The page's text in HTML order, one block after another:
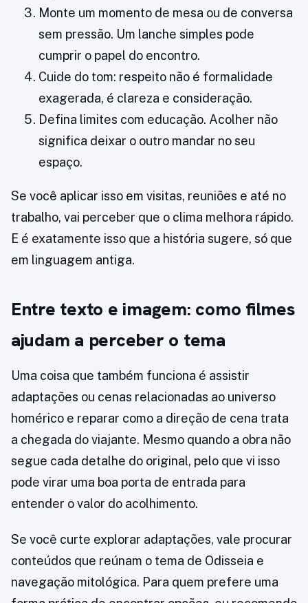
Monte um momento de mesa ou de conversa
sem pressão. Um lanche simples pode
cumprir o papel do encontro.
Cuide do tom: respeito não é formalidade
exagerada, é clareza e consideração.
Defina limites com educação. Acolher não
significa deixar o outro mandar no seu
espaço.
Se você aplicar isso em visitas, reuniões e até no
trabalho, vai perceber que o clima melhora rápido.
E é exatamente isso que a história sugere, só que
em linguagem antiga.
Entre texto e imagem: como filmes
ajudam a perceber o tema
Uma coisa que também funciona é assistir
adaptações ou cenas relacionadas ao universo
homérico e reparar como a direção de cena trata
a chegada do viajante. Mesmo quando a obra não
segue cada detalhe do original, pelo que vi isso
pode virar uma boa porta de entrada para
entender o valor do acolhimento.
Se você curte explorar adaptações, vale procurar
conteúdos que reúnam o tema de Odisseia e
navegação mitológica. Para quem prefere uma